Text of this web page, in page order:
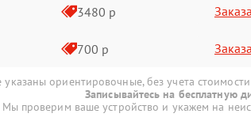
3480 р
700 р
ориентировочные, без учета стоимости
Записывайтесь на бесплатную
Мы проверим ваше устройство и укажем на